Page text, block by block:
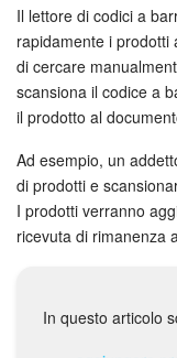
CoPilot: IA
Feed
Messenger
Collab
Bitrix24
Il lettore di codici a
rapidamente i prodotti
di cercare
scansiona il codice a
il prodotto al
Ad esempio, un
di prodotti e
I prodotti verranno
ricevuta di rimanenza
In questo articolo